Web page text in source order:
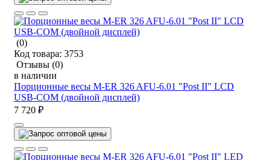
(0)
Код товара: 3753
Отзывы (0)
в наличии
Порционные весы M-ER 326 AFU-6.01 "Post II" LCD
USB-COM (двойной дисплей)
7 720 ₽